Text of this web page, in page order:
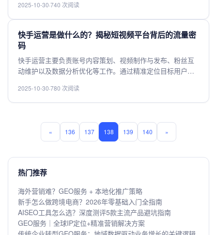
究、内容优化及基础外链建设；中高端服务年费可达5万至10
万元，通常包括深度策略、高质量内容创作及权威外链获
取。对于竞争激烈的行业或热门关键词，费用可能更高。建
议企业根据自身预算和营销目标，选择专业的SEO服务商，
并关注长期效果与ROI，而非仅看价格。
2025-10-30·740 次阅读
快手运营是做什么的？揭秘短视频平台背后的流量密
码
快手运营主要负责账号内容策划、视频制作与发布、粉丝互
动维护以及数据分析优化等工作。通过精准定位目标用户，
要不断测试不同类型的内容，分析流量数据，调整策略以获
取更多推荐。同时，利用直播、话题挑战等活动增强用户参
成功的关键。
2025-10-30·780 次阅读
« 136 137 138 139 140 »
热门推荐
海外营销难？GEO服务 + 本地化推广策略
新手怎么做跨境电商？2026年零基础入门全指南
AISEO工具怎么选？深度测评5款主流产品避坑指南
GEO服务｜全球IP定位+精准营销解决方案